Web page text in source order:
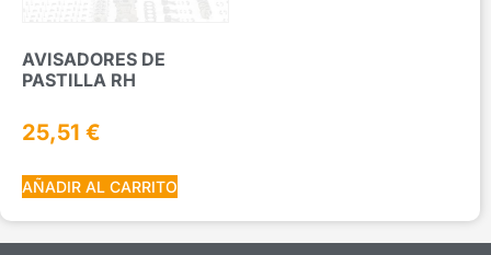
AVISADORES DE
PASTILLA RH
25,51 €
AÑADIR AL CARRITO